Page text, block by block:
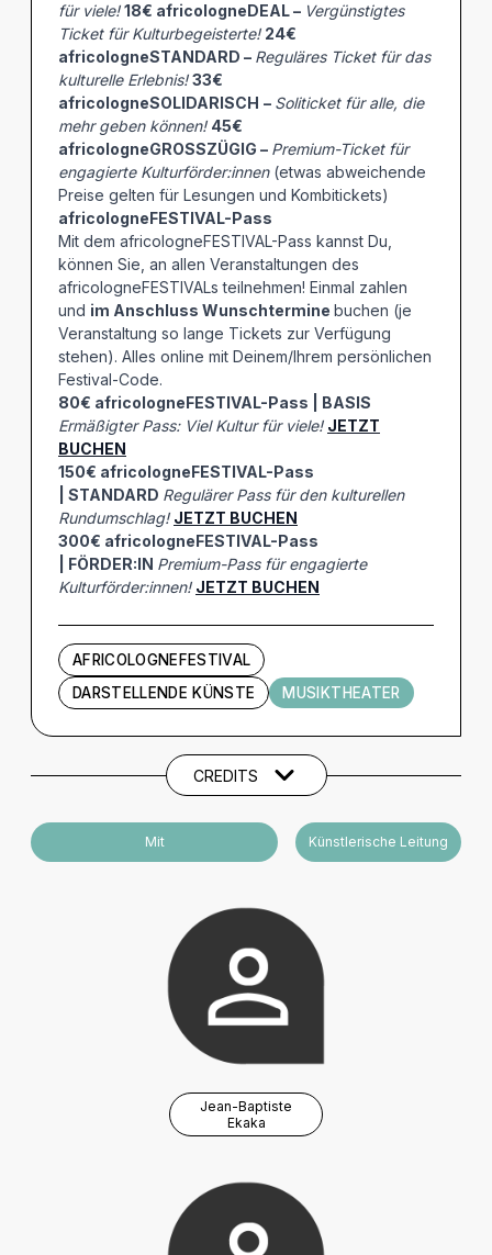
für viele!18€ africologneDEAL – Vergünstigtes
Ticket für Kulturbegeisterte! 24€
africologneSTANDARD – Reguläres Ticket für das
kulturelle Erlebnis!33€
africologneSOLIDARISCH – Soliticket für alle, die
mehr geben können! 45€
africologneGROSSZÜGIG – Premium-Ticket für
engagierte Kulturförder:innen (etwas abweichende
Preise gelten für Lesungen und Kombitickets)
africologneFESTIVAL-Pass
Mit dem africologneFESTIVAL-Pass kannst Du,
können Sie, an allen Veranstaltungen des
africologneFESTIVALs teilnehmen! Einmal zahlen
und im Anschluss Wunschtermine buchen (je
Veranstaltung so lange Tickets zur Verfügung
stehen). Alles online mit Deinem/Ihrem persönlichen
Festival-Code.
80€ africologneFESTIVAL-Pass | BASIS
Ermäßigter Pass: Viel Kultur für viele! JETZT
BUCHEN
150€ africologneFESTIVAL-Pass
| STANDARD Regulärer Pass für den kulturellen
Rundumschlag! JETZT BUCHEN
300€ africologneFESTIVAL-Pass
| FÖRDER:IN Premium-Pass für engagierte
Kulturförder:innen! JETZT BUCHEN
AFRICOLOGNEFESTIVAL
DARSTELLENDE KÜNSTE
MUSIKTHEATER
Künstler und Beteiligte
CREDITS
Mit Künstlerische Leitung
Jean-Baptiste
Ekaka